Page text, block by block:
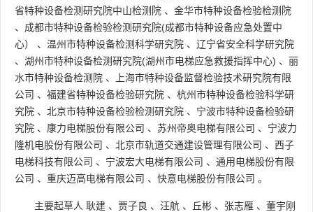
省特种设备检测研究院中山检测院 、 金华市特种设备检验检测院
、 成都市特种设备检验检测研究院(成都市特种设备应急处置中
心）
、 温州市特种设备检测科学研究院 、 辽宁省安全科学研究院
、 湖州市特种设备检测研究院(湖州市电梯应急救援指挥中心) 、 丽
水市特种设备检测院 、
上海市特种设备监督检验技术研究院有限
公司 、 福建省特种设备检验研究院 、 杭州市特种设备检验科学研
究院 、 北京市特种设备检验检测研究院 、 宁波市特种设备检验研
究院 、 康力电梯股份有限公司 、 苏州帝奥电梯有限公司 、 宁波力
隆机电股份有限公司 、 北京市轨道交通建设管理有限公司 、 西子
电梯科技有限公司 、 宁波宏大电梯有限公司 、 通用电梯股份有限
公司 、 重庆迈高电梯有限公司 、 快意电梯股份有限公司 。
主要起草人 耿建 、 贾子良 、 汪航 、 丘彬 、 张志雁 、 董宇刚